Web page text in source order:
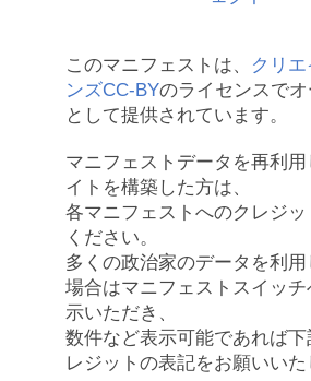
このマニフェストは、
クリ
ンズCC-BYのライセンスで
として提供されています。
マニフェストデータを再利
イトを構築した方は、
各マニフェストへのクレジッ
ください。
多くの政治家のデータを利
場合はマニフェストスイッ
示いただき、
数件など表示可能であれば下
レジットの表記をお願いいた